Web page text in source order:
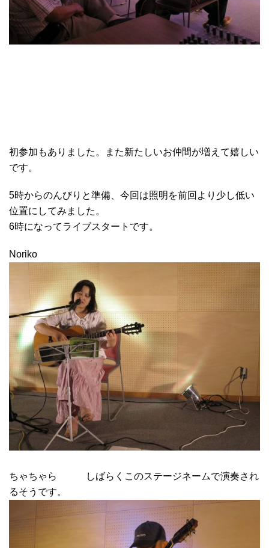
初参加もありました。また新たしいお仲間が増えて嬉しい
です。
5時からのんびりと準備、今回は照明を前回より少し低い
位置にしてみました。
6時になってライブスタートです。
Noriko
ちゃちゃら しばらくこのステージネームで演奏され
るそうです。